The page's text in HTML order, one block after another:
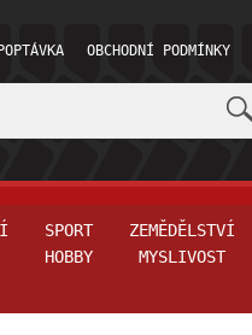
POPTÁVKA OBCHODNÍ PODMÍNKY
SPORT
HOBBY
ZEMĚDĚLSTVÍ
MYSLIVOST